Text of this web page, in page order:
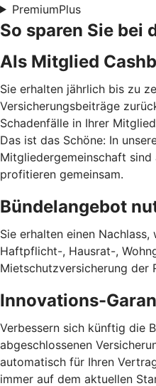
PremiumPlus
So sparen Sie bei
Als Mitglied
Sie erhalten jährlich bis zu
Versicherungsbeiträge
Schadenfälle in Ihrer
Das ist das Schöne: In
Mitgliedergemeinschaft
profitieren gemeinsam.
Bündelangebot
Sie erhalten einen
Haftpflicht-, Hausrat-,
Mietschutzversicherung der
Innovations-
Verbessern sich künftig die
abgeschlossenen
automatisch für Ihren
immer auf dem aktuellen